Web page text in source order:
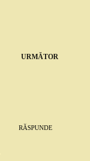
URMĂTOR
RĂSPUNDE